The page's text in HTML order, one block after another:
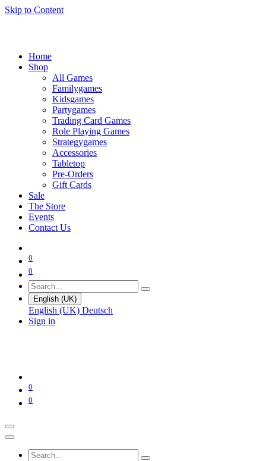
Skip to Content
Home
Shop
All Games
Familygames
Kidsgames
Partygames
Trading Card Games
Role Playing Games
Strategygames
Accessories
Tabletop
Pre-Orders
Gift Cards
Sale
The Store
Events
Contact Us
0
0
English (UK)
English (UK) Deutsch
Sign in
0
0